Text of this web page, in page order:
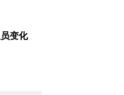
变化